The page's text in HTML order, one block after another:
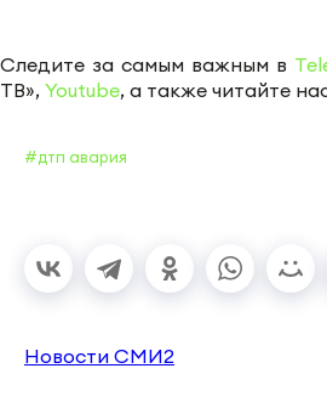
Следите за самым важным в
ТВ», Youtube, а также читайте
#дтп авария
Новости СМИ2